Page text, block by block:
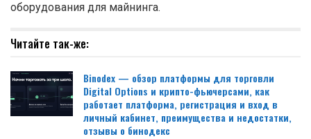
оборудования для майнинга.
Читайте так-же:
Binodex — обзор платформы для торговли
Digital Options и крипто-фьючерсами, как
работает платформа, регистрация и вход в
личный кабинет, преимущества и недостатки,
отзывы о бинодекс